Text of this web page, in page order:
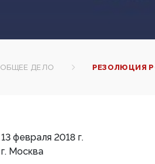
ОБЩЕЕ ДЕЛО РЕЗОЛЮЦИЯ
13 февраля 2018 г.
г. Москва